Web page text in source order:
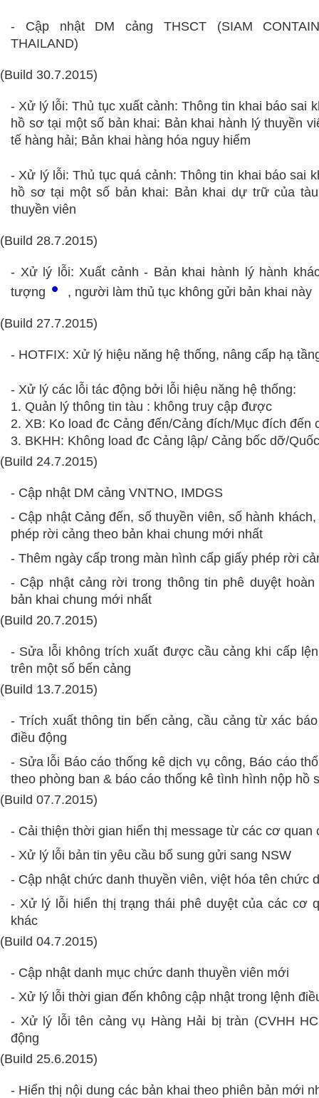
- Cập nhật DM cảng THSCT (SIAM
THAILAND)
(Build 30.7.2015)
- Xử lý lỗi: Thủ tục xuất cảnh: Thông tin khai báo sai
hồ sơ tại một số bản khai: Bản khai hành lý thuyền
tế hàng hải; Bản khai hàng hóa nguy hiểm
-Xử lý lỗi: Thủ tục quá cảnh: Thông tin khai báo sai
hồ sơ tại một số bản khai: Bản khai dự trữ của
thuyền viên
(Build 28.7.2015)
- Xử lý lỗi: Xuất cảnh - Bản khai hành lý hành
tượng • , người làm thủ tục không gửi bản khai này
(Build 27.7.2015)
- HOTFIX: Xử lý hiệu năng hệ thống, nâng cấp hạ
- Xử lý các lỗi tác động bởi lỗi hiệu năng hệ thống:
1. Quản lý thông tin tàu : không truy cập được
2. XB: Ko load đc Cảng đến/Cảng đích/Mục đích đến
3. BKHH: Không load đc Cảng lập/ Cảng bốc dỡ/
(Build 24.7.2015)
- Cập nhật DM cảng VNTNO, IMDGS
- Cập nhật Cảng đến, số thuyền viên, số hành
phép rời cảng theo bản khai chung mới nhất
- Thêm ngày cấp trong màn hình cấp giấy phép rời
- Cập nhật cảng rời trong thông tin phê duyệt
bản khai chung mới nhất
(Build 20.7.2015)
- Sửa lỗi không trích xuất được cầu cảng khi cấp
trên một số bến cảng
(Build 13.7.2015)
- Trích xuất thông tin bến cảng, cầu cảng từ xác
điều động
- Sửa lỗi Báo cáo thống kê dịch vụ công, Báo cáo
theo phòng ban & báo cáo thống kê tình hình nộp hồ
(Build 07.7.2015)
- Cải thiện thời gian hiển thị message từ các cơ quan
- Xử lý lỗi bản tin yêu cầu bổ sung gửi sang NSW
- Cập nhật chức danh thuyền viên, việt hóa tên chức
- Xử lý lỗi hiển thị trạng thái phê duyệt của các cơ
khác
(Build 04.7.2015)
- Cập nhật danh mục chức danh thuyền viên mới
- Xử lý lỗi thời gian đến không cập nhật trong lệnh
- Xử lý lỗi tên cảng vụ Hàng Hải bị tràn (CVHH
động
(Build 25.6.2015)
- Hiển thị nội dung các bản khai theo phiên bản mới